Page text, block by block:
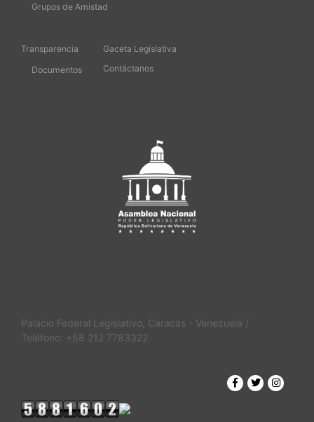
Grupos de Amistad
Transparencia
Documentos
Gaceta Legislativa
Contáctanos
Palacio Federal Legislativo, Caracas - Venezuela /
Teléfono: +58 212 7783322